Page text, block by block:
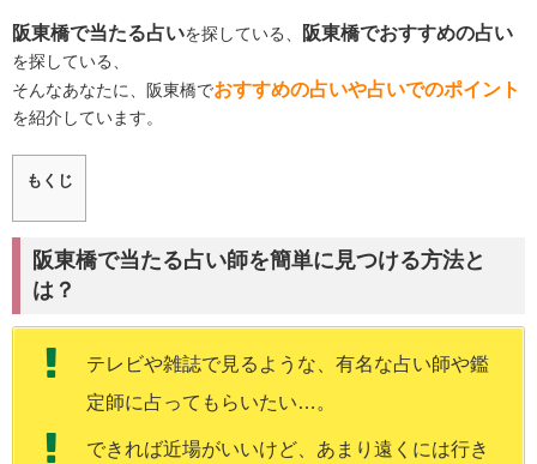
阪東橋で当たる占いを探している、 阪東橋でおすすめの占い
を探している、
そんなあなたに、阪東橋でおすすめの占いや占いでのポイント
を紹介しています。
もくじ
阪東橋で当たる占い師を簡単に見つける方法と
は？
テレビや雑誌で見るような、有名な占い師や鑑
定師に占ってもらいたい…。
できれば近場がいいけど、あまり遠くには行き